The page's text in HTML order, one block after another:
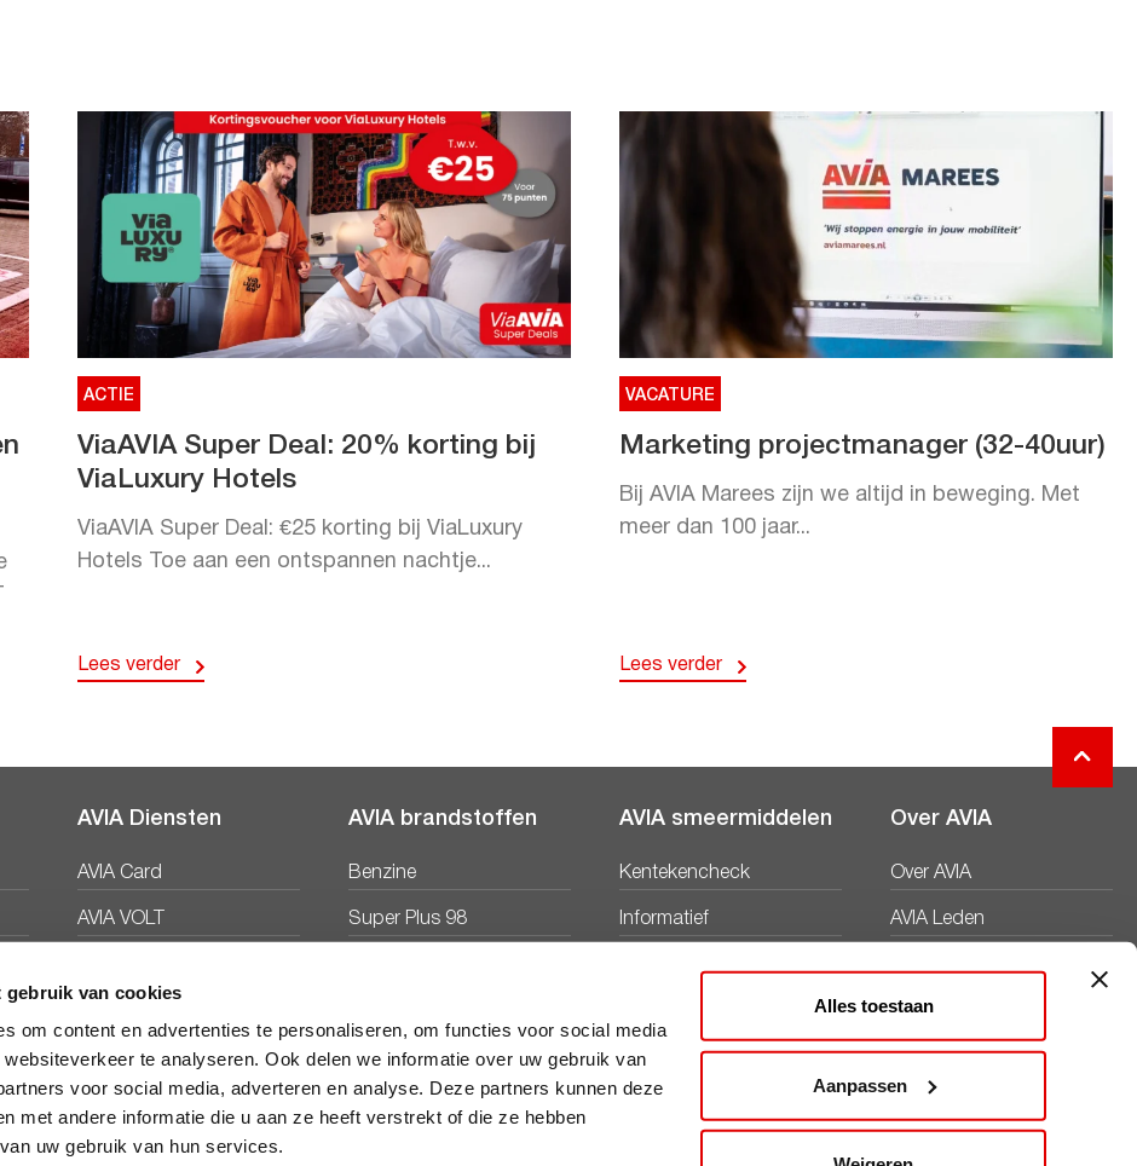
gebruik van cookies
om content en advertenties te personaliseren, om functies voor social media
te analyseren. Ook delen we informatie over uw gebruik van
voor social media, adverteren en analyse. Deze partners kunnen deze
met andere informatie die u aan ze heeft verstrekt of die ze hebben
uw gebruik van hun services.
Alles toestaan
Aanpassen
ACTIE
ViaAVIA Super Deal: 20% korting bij
ViaLuxury Hotels
ViaAVIA Super Deal: €25 korting bij ViaLuxury
Hotels Toe aan een ontspannen nachtje...
Lees verder
VACATURE
Marketing projectmanager (32-40uur)
Bij AVIA Marees zijn we altijd in beweging. Met
meer dan 100 jaar...
Lees verder
AVIA Diensten
AVIA Card
AVIA VOLT
AVIA brandstoffen
Benzine
Super Plus 98
AVIA smeermiddelen
Kentekencheck
Informatief
Over AVIA
Over AVIA
AVIA Leden
Duurzaamheid
Werken bij